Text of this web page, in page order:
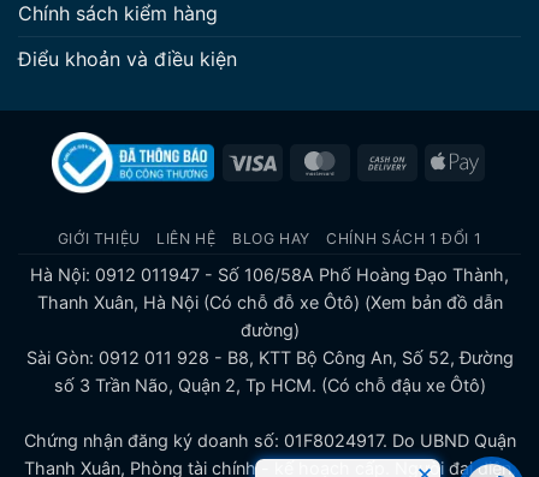
Chính sách kiểm hàng
Điểu khoản và điều kiện
Visa MasterCardCash
Apple
GIỚI THIỆU LIÊN HỆ BLOG HAY CHÍNH SÁCH 1 ĐỔI 1
Hà Nội: 0912 011947 - Số 106/58A Phố Hoàng Đạo Thành,
Thanh Xuân, Hà Nội (Có chỗ đỗ xe Ôtô) (Xem bản đồ dẫn
đường)
Sài Gòn: 0912 011 928 - B8, KTT Bộ Công An, Số 52, Đường
số 3 Trần Não, Quận 2, Tp HCM. (Có chỗ đậu xe Ôtô)
Chứng nhận đăng ký doanh số: 01F8024917. Do UBND Quận
Thanh Xuân, Phòng tài chính - kế hoạch cấp. Người đại diện,